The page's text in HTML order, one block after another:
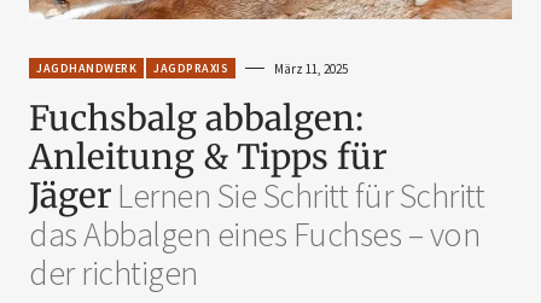
JAGDHANDWERK JAGDPRAXIS März 11, 2025
Fuchsbalg abbalgen:
Anleitung & Tipps für
JägerLernen Sie Schritt für Schritt
das Abbalgen eines Fuchses – von
der richtigen